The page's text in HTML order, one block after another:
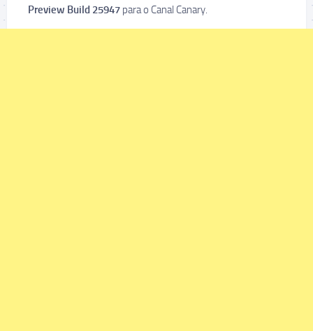
Preview Build 25947 para o Canal Canary.